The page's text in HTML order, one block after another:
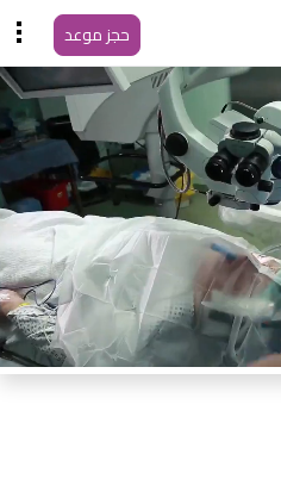
حجز موعد